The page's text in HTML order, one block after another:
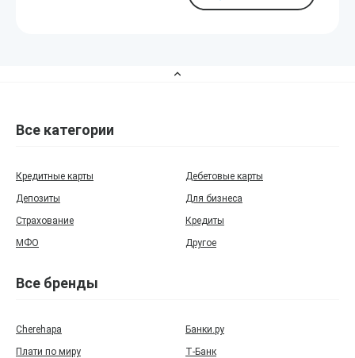
Все категории
Кредитные карты
Дебетовые карты
Депозиты
Для бизнеса
Страхование
Кредиты
МФО
Другое
Все бренды
Cherehapa
Банки.ру
Плати по миру
Т‑Банк